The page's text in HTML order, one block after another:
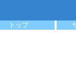
トップ